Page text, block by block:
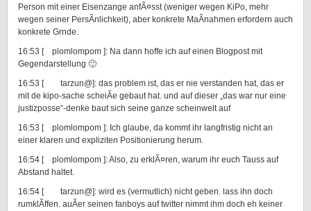
Person mit einer Eisenzange anfÃ¤sst (weniger wegen KiPo, mehr
wegen seiner PersÃnlichkeit), aber konkrete MaÃnahmen erfordern auch
konkrete Grnde.
16:53 [ plomlompom ]: Na dann hoffe ich auf einen Blogpost mit
Gegendarstellung 🙂
16:53 [ tarzun@]: das problem ist, das er nie verstanden hat, das er
mit de kipo-sache scheiÃe gebaut hat. und auf dieser „das war nur eine
justizposse“-denke baut sich seine ganze scheinwelt auf
16:53 [ plomlompom ]: Ich glaube, da kommt ihr langfristig nicht an
einer klaren und expliziten Positionierung herum.
16:54 [ plomlompom ]: Also, zu erklÃ¤ren, warum ihr euch Tauss auf
Abstand haltet.
16:54 [ tarzun@]: wird es (vermutlich) nicht geben. lass ihn doch
rumklÃffen. auÃer seinen fanboys auf twitter nimmt ihm doch eh keiner